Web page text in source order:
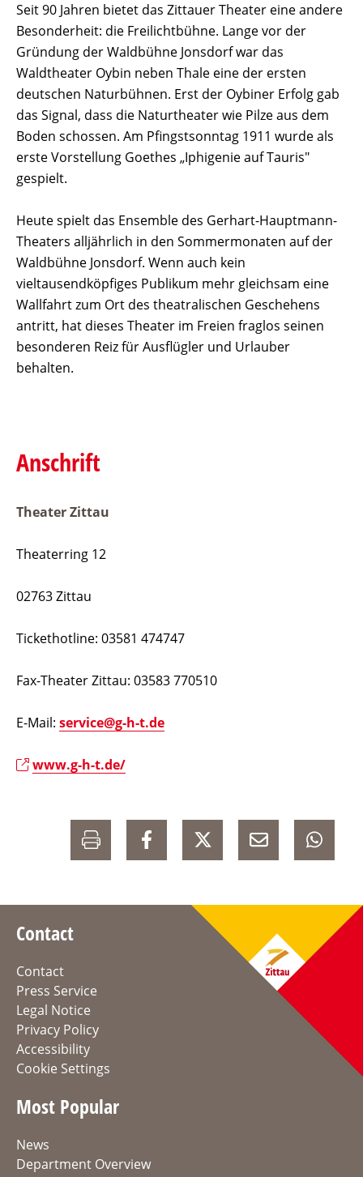
Seit 90 Jahren bietet das Zittauer Theater eine andere
Besonderheit: die Freilichtbühne. Lange vor der
Gründung der Waldbühne Jonsdorf war das
Waldtheater Oybin neben Thale eine der ersten
deutschen Naturbühnen. Erst der Oybiner Erfolg gab
das Signal, dass die Naturtheater wie Pilze aus dem
Boden schossen. Am Pfingstsonntag 1911 wurde als
erste Vorstellung Goethes „Iphigenie auf Tauris"
gespielt.
Heute spielt das Ensemble des Gerhart-Hauptmann-
Theaters alljährlich in den Sommermonaten auf der
Waldbühne Jonsdorf. Wenn auch kein
vieltausendköpfiges Publikum mehr gleichsam eine
Wallfahrt zum Ort des theatralischen Geschehens
antritt, hat dieses Theater im Freien fraglos seinen
besonderen Reiz für Ausflügler und Urlauber
behalten.
Anschrift
Theater Zittau
Theaterring 12
02763 Zittau
Tickethotline: 03581 474747
Fax-Theater Zittau: 03583 770510
E-Mail: service@g-h-t.de
www.g-h-t.de/
Contact
Contact
Press Service
Legal Notice
Privacy Policy
Accessibility
Cookie Settings
Most Popular
News
Department Overview